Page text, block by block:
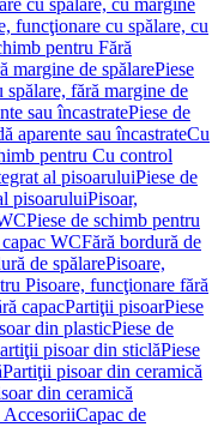
cu spălare, cu margine
funcţionare cu spălare, cu
pentru Fără
margine de spălarePiese
fără margine de
sau încastratePiese de
aparente sau încastrateCu
pentru Cu control
al pisoaruluiPiese de
pisoaruluiPisoar,
Piese de schimb pentru
WCFără bordură de
de spălarePisoare,
Pisoare, funcţionare fără
capacPartiţii pisoarPiese
din plasticPiese de
pisoar din sticlăPiese
Partiţii pisoar din ceramică
din ceramică
AccesoriiCapac de